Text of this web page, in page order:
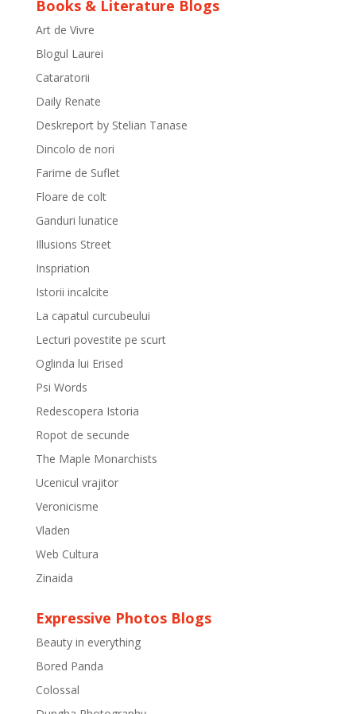
Books & Literature Blogs
Art de Vivre
Blogul Laurei
Cataratorii
Daily Renate
Deskreport by Stelian Tanase
Dincolo de nori
Farime de Suflet
Floare de colt
Ganduri lunatice
Illusions Street
Inspriation
Istorii incalcite
La capatul curcubeului
Lecturi povestite pe scurt
Oglinda lui Erised
Psi Words
Redescopera Istoria
Ropot de secunde
The Maple Monarchists
Ucenicul vrajitor
Veronicisme
Vladen
Web Cultura
Zinaida
Expressive Photos Blogs
Beauty in everything
Bored Panda
Colossal